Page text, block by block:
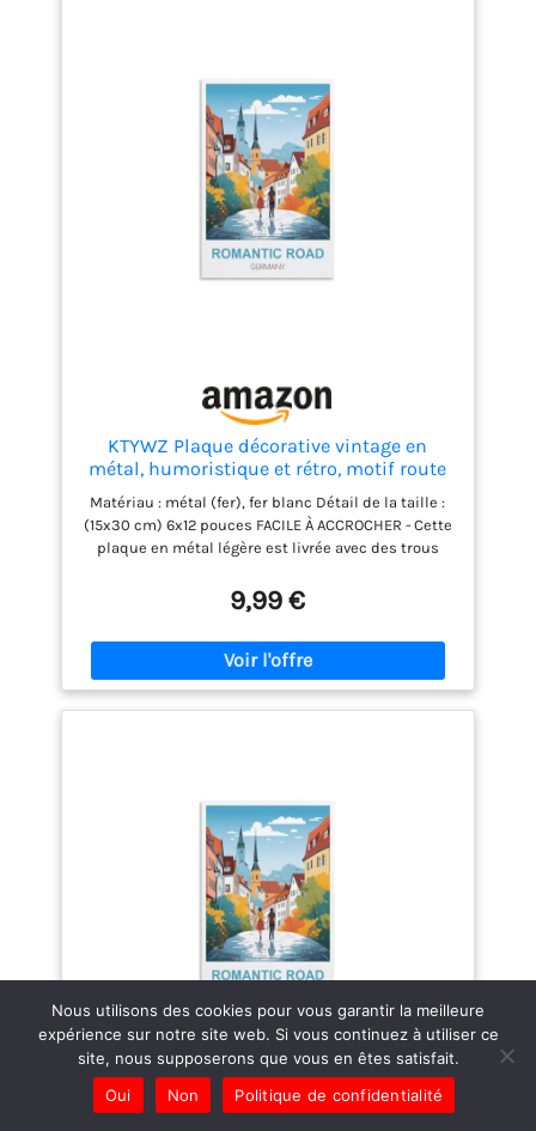
KTYWZ Plaque décorative vintage en
métal, humoristique et rétro, motif route
romantique allemande, pour maison,
bureau, bar, café, pub, abri de jardin, 15 x
30 cm
Matériau : métal (fer), fer blanc Détail de la taille :
(15x30 cm) 6x12 pouces FACILE À ACCROCHER - Cette
plaque en métal légère est livrée avec des trous
installer. Chaque plaque en étain est roulée et
ourlée pour une manipulation sûre. décorations : il
convient aux bars, cafés, restaurants, salles de
billard, hôtels, clubs, murs de maison et autres
endroits pour créer une atmosphère simple et
élégante. Satisfaction client garantie : nous nous
de retour ou de remplacement sans tracas.
9,99 €
Nous utilisons des cookies pour vous garantir la meilleure
expérience sur notre site web. Si vous continuez à utiliser ce
site, nous supposerons que vous en êtes satisfait.
Oui
Non Politique de confidentialité